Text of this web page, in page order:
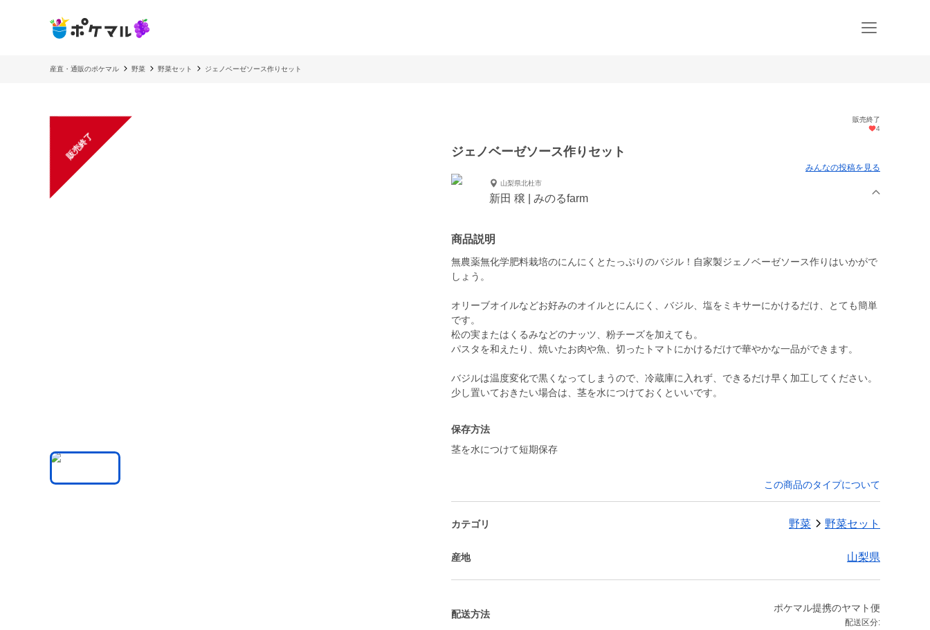
産直・通販のポケマル 野菜 野菜セット ジェノベーゼソース作りセット
販売終了
販売終了
4
ジェノベーゼソース作りセット
みんなの投稿を見る
山梨県北杜市
新田 穣 | みのるfarm
商品説明
無農薬無化学肥料栽培のにんにくとたっぷりのバジル！自家製ジェノベーゼソース作りはいかがで
しょう。
オリーブオイルなどお好みのオイルとにんにく、バジル、塩をミキサーにかけるだけ、とても簡単
です。
松の実またはくるみなどのナッツ、粉チーズを加えても。
パスタを和えたり、焼いたお肉や魚、切ったトマトにかけるだけで華やかな一品ができます。
バジルは温度変化で黒くなってしまうので、冷蔵庫に入れず、できるだけ早く加工してください。
少し置いておきたい場合は、茎を水につけておくといいです。
保存方法
茎を水につけて短期保存
この商品のタイプについて
カテゴリ 野菜 野菜セット
産地 山梨県
配送方法
ポケマル提携のヤマト便
配送区分: